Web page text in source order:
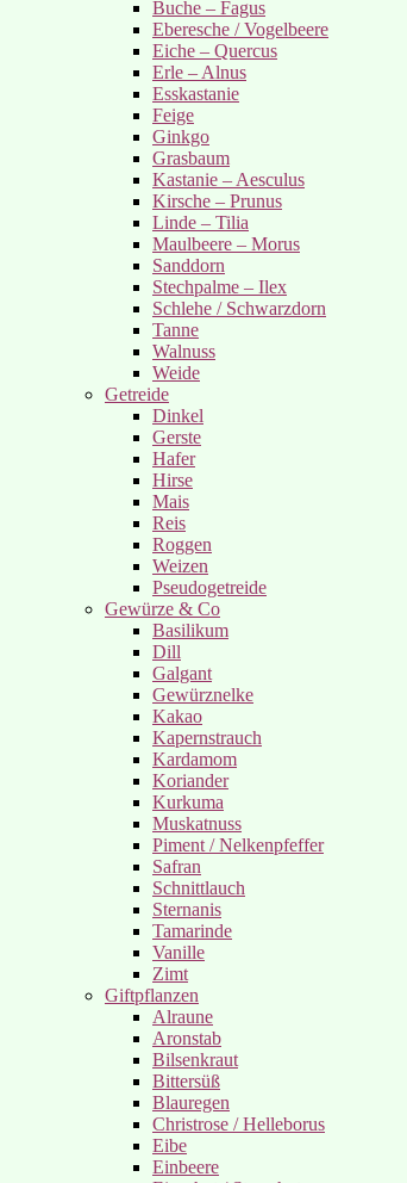
Buche – Fagus
Eberesche / Vogelbeere
Eiche – Quercus
Erle – Alnus
Esskastanie
Feige
Ginkgo
Grasbaum
Kastanie – Aesculus
Kirsche – Prunus
Linde – Tilia
Maulbeere – Morus
Sanddorn
Stechpalme – Ilex
Schlehe / Schwarzdorn
Tanne
Walnuss
Weide
Getreide
Dinkel
Gerste
Hafer
Hirse
Mais
Reis
Roggen
Weizen
Pseudogetreide
Gewürze & Co
Basilikum
Dill
Galgant
Gewürznelke
Kakao
Kapernstrauch
Kardamom
Koriander
Kurkuma
Muskatnuss
Piment / Nelkenpfeffer
Safran
Schnittlauch
Sternanis
Tamarinde
Vanille
Zimt
Giftpflanzen
Alraune
Aronstab
Bilsenkraut
Bittersüß
Blauregen
Christrose / Helleborus
Eibe
Einbeere